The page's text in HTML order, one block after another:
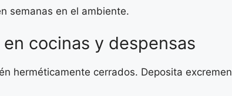
semanas en el ambiente.
cocinas y despensas
herméticamente cerrados. Deposita